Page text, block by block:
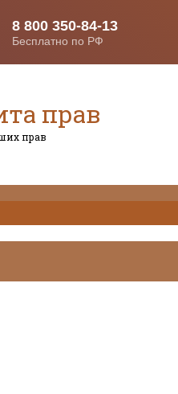
прав
прав